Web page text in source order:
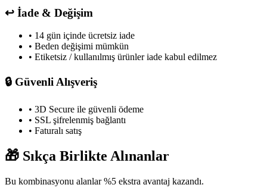
↩️ İade & Değişim
• 14 gün içinde ücretsiz iade
• Beden değişimi mümkün
• Etiketsiz / kullanılmış ürünler iade kabul edilmez
🔒 Güvenli Alışveriş
• 3D Secure ile güvenli ödeme
• SSL şifrelenmiş bağlantı
• Faturalı satış
🎁 Sıkça Birlikte Alınanlar
Bu kombinasyonu alanlar %5 ekstra avantaj kazandı.